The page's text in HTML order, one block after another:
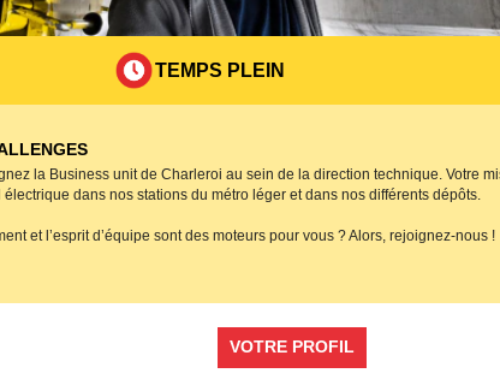
TEMPS PLEIN
la Business unit de Charleroi au sein de la direction technique. Votre
dans nos stations du métro léger et dans nos différents dépôts.
et l’esprit d’équipe sont des moteurs pour vous ? Alors, rejoignez-nous !
VOTRE PROFIL